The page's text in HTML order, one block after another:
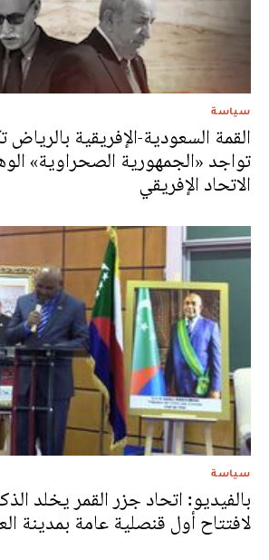
سياسة
القمة السعودية-الإفريقية
تواجد «الجمهورية الصحراوية»
الاتحاد الإفريقي
سياسة
بالفيديو: اتحاد جزر القمر يخلد
لافتتاح أول قنصلية عامة بمدينة